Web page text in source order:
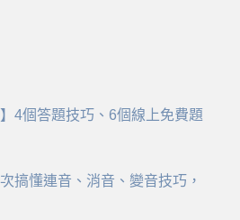
4個答題技巧、6個線上免費題
搞懂連音、消音、變音技巧，